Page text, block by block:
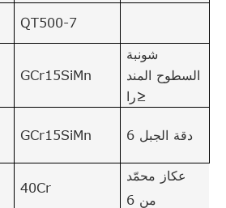
QT500-7
GCr15SiMn
شونبة
السطوح المند
را≥
GCr15SiMn دقة الجبل 6
40Cr
عكاز محمّد
من 6